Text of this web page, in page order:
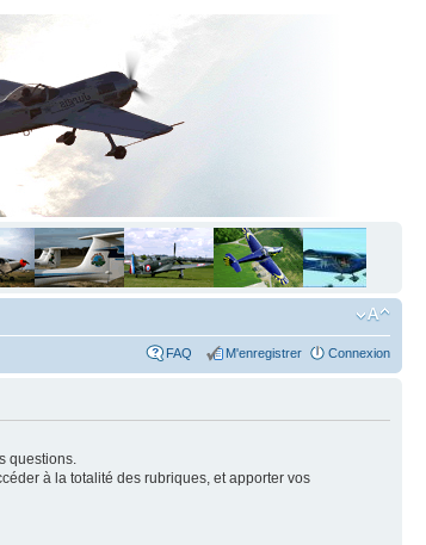
FAQ M'enregistrer Connexion
questions.
à la totalité des rubriques, et apporter vos